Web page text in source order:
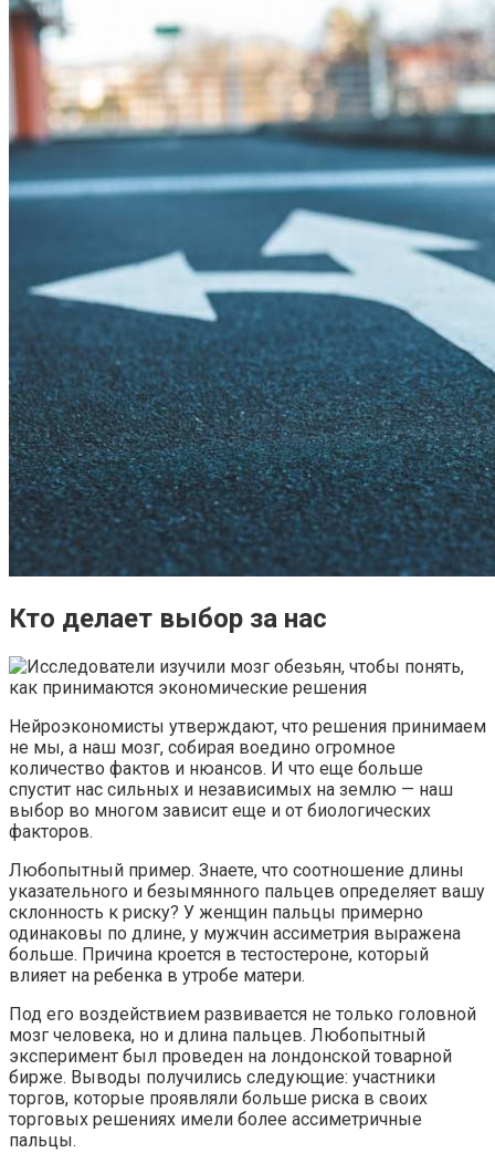
Кто делает выбор за нас
Нейроэкономисты утверждают, что решения принимаем
не мы, а наш мозг, собирая воедино огромное
количество фактов и нюансов. И что еще больше
спустит нас сильных и независимых на землю — наш
выбор во многом зависит еще и от биологических
факторов.
Любопытный пример. Знаете, что соотношение длины
указательного и безымянного пальцев определяет вашу
склонность к риску? У женщин пальцы примерно
одинаковы по длине, у мужчин ассиметрия выражена
больше. Причина кроется в тестостероне, который
влияет на ребенка в утробе матери.
Под его воздействием развивается не только головной
мозг человека, но и длина пальцев. Любопытный
эксперимент был проведен на лондонской товарной
бирже. Выводы получились следующие: участники
торгов, которые проявляли больше риска в своих
торговых решениях имели более ассиметричные
пальцы.